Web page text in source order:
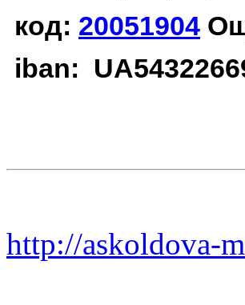
код: 20051904
iban:
http://askoldova-